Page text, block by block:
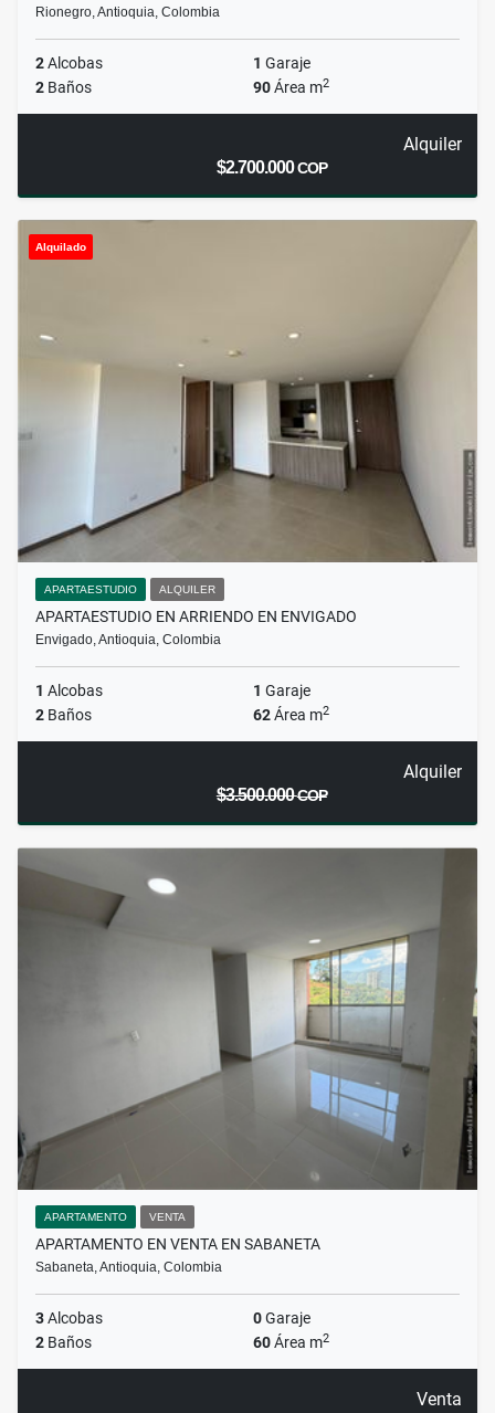
Rionegro, Antioquia, Colombia
2Alcobas 1 Garaje
2 Baños 90Área m2
Alquiler
$2.700.000COP
Alquilado
APARTAESTUDIO ALQUILER
APARTAESTUDIO EN ARRIENDO EN ENVIGADO
Envigado, Antioquia, Colombia
1 Alcobas 1 Garaje
2 Baños 62Área m2
Alquiler
$3.500.000COP
APARTAMENTO VENTA
APARTAMENTO EN VENTA EN SABANETA
Sabaneta, Antioquia, Colombia
3Alcobas 0Garaje
2 Baños 60Área m2
Venta